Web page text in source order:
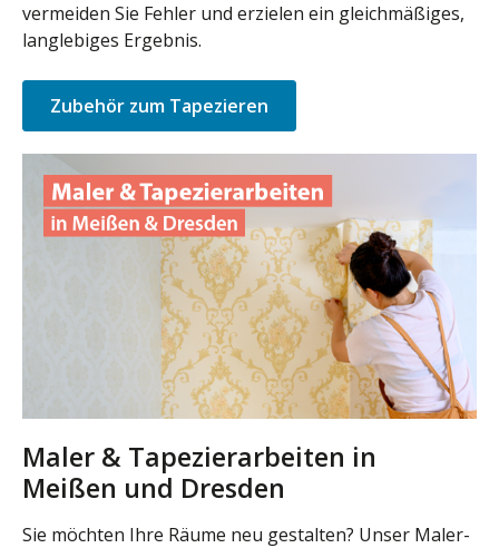
vermeiden Sie Fehler und erzielen ein gleichmäßiges,
langlebiges Ergebnis.
Zubehör zum Tapezieren
Maler & Tapezierarbeiten in
Meißen und Dresden
Sie möchten Ihre Räume neu gestalten? Unser Maler-